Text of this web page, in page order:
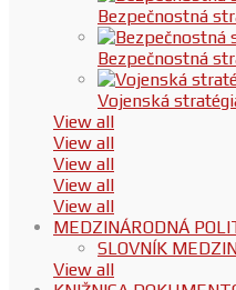
Bezpečnostná
Bezpečnostná
Vojenská
View all
View all
View all
View all
View all
MEDZINÁRODNÁ
SLOVNÍK
View all